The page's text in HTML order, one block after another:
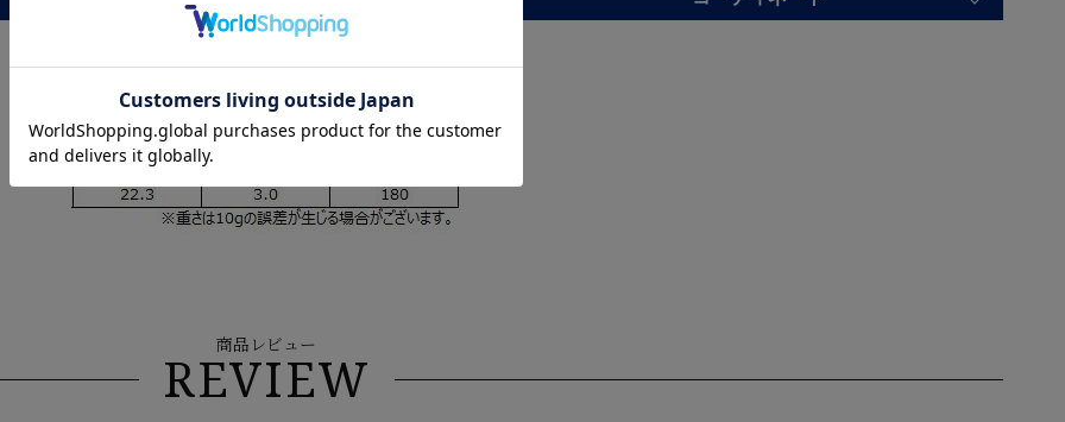
商品レビュー
REVIEW